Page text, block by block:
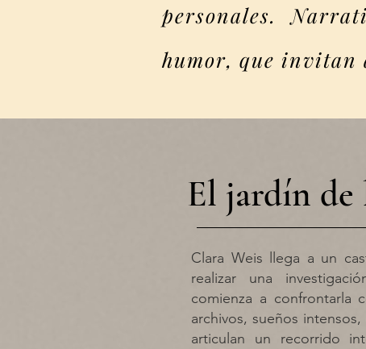
personales.
humor, que invitan
El jardín de
Clara Weis llega a un
realizar una
comienza a confrontarla
archivos, sueños
articulan un recorrido